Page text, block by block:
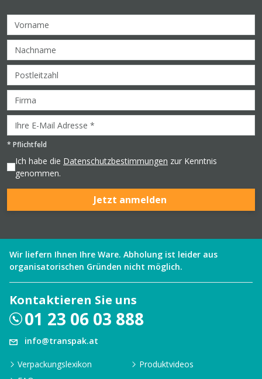
* Pflichtfeld
Ich habe die Datenschutzbestimmungen zur Kenntnis
genommen.
Jetzt anmelden
Wir liefern Ihnen Ihre Ware. Abholung ist leider aus
organisatorischen Gründen nicht möglich.
Kontaktieren Sie uns
01 23 06 03 888
info@transpak.at
Verpackungslexikon
Produktvideos